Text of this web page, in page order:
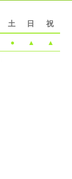
土 日 祝
● ▲ ▲